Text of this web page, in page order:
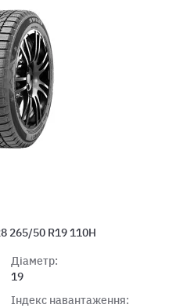
265/50 R19 110H
Діаметр:
19
Індекс навантаження: